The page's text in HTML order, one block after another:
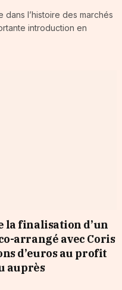
dans l’histoire des marchés
introduction en
la finalisation d’un
arrangé avec Coris
d’euros au profit
auprès